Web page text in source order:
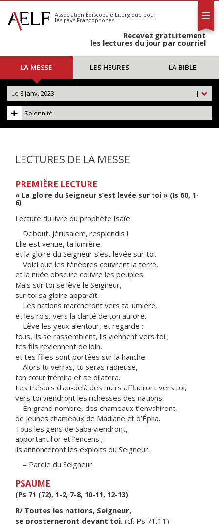
S'abonner
Calendrier
Association Épiscopale Liturgique pour
les pays Francophones
Recevez gratuitement
les lectures du jour par courriel
LA MESSE LES HEURES LA BIBLE
|
Le 8 janv. 2023
Solennité
LECTURES DE LA MESSE
PREMIÈRE LECTURE
« La gloire du Seigneur s’est levée sur toi » (Is 60, 1-
6)
Lecture du livre du prophète Isaïe
Debout, Jérusalem, resplendis !
Elle est venue, ta lumière,
et la gloire du Seigneur s’est levée sur toi.
Voici que les ténèbres couvrent la terre,
et la nuée obscure couvre les peuples.
Mais sur toi se lève le Seigneur,
sur toi sa gloire apparaît.
Les nations marcheront vers ta lumière,
et les rois, vers la clarté de ton aurore.
Lève les yeux alentour, et regarde :
tous, ils se rassemblent, ils viennent vers toi ;
tes fils reviennent de loin,
et tes filles sont portées sur la hanche.
Alors tu verras, tu seras radieuse,
ton cœur frémira et se dilatera.
Les trésors d’au-delà des mers afflueront vers toi,
vers toi viendront les richesses des nations.
En grand nombre, des chameaux t’envahiront,
de jeunes chameaux de Madiane et d’Épha.
Tous les gens de Saba viendront,
apportant l’or et l’encens ;
ils annonceront les exploits du Seigneur.
– Parole du Seigneur.
PSAUME
(Ps 71 (72), 1-2, 7-8, 10-11, 12-13)
R/ Toutes les nations, Seigneur,
se prosterneront devant toi. (cf. Ps 71,11)